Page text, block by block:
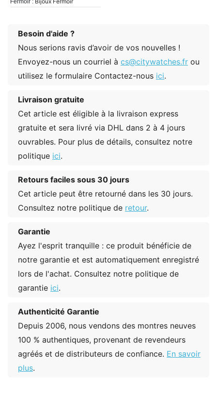
Fermoir :
Besoin d'aide ?
Nous serions ravis d’avoir de vos nouvelles !
Envoyez-nous un courriel à cs@citywatches.fr ou
utilisez le formulaire Contactez-nous ici.
Livraison gratuite
Cet article est éligible à la livraison express
gratuite et sera livré via DHL dans 2 à 4 jours
ouvrables. Pour plus de détails, consultez notre
politique ici.
Retours faciles sous 30 jours
Cet article peut être retourné dans les 30 jours.
Consultez notre politique de retour.
Garantie
Ayez l'esprit tranquille : ce produit bénéficie de
notre garantie et est automatiquement enregistré
lors de l'achat. Consultez notre politique de
garantie ici.
Authenticité Garantie
Depuis 2006, nous vendons des montres neuves
100 % authentiques, provenant de revendeurs
agréés et de distributeurs de confiance. En savoir
plus.